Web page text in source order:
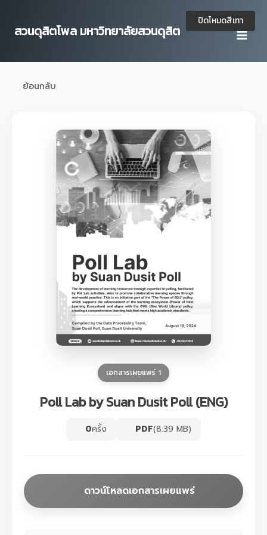
content
สวนดุสิตโพล มหาวิทยาลัยสวนดุสิต
ย้อนกลับ
เอกสารเผยแพร่ 1
Poll Lab by Suan Dusit Poll (ENG)
0ครั้ง PDF(8.39 MB)
ดาวน์โหลดเอกสารเผยแพร่
ปิดโหมดสีเทา